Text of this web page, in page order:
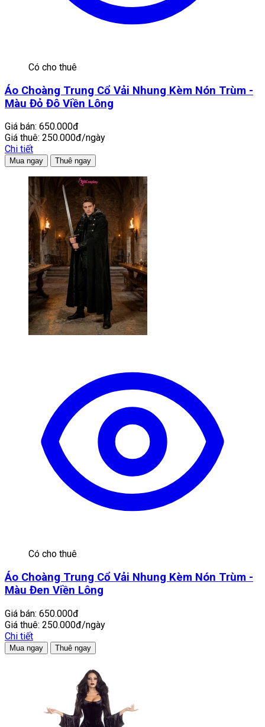
Có cho thuê
Áo Choàng Trung Cổ Vải Nhung Kèm Nón Trùm -
Màu Đỏ Đô Viền Lông
Giá bán: 650.000đ
Giá thuê: 250.000đ/ngày
Chi tiết
Mua ngay Thuê ngay
Có cho thuê
Áo Choàng Trung Cổ Vải Nhung Kèm Nón Trùm -
Màu Đen Viền Lông
Giá bán: 650.000đ
Giá thuê: 250.000đ/ngày
Chi tiết
Mua ngay Thuê ngay